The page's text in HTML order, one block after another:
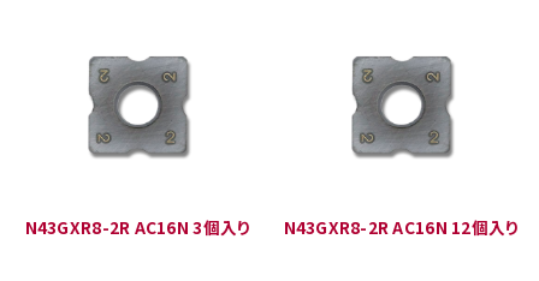
N43GXR8-2R AC16N 3個入り N43GXR8-2R AC16N 12個入り